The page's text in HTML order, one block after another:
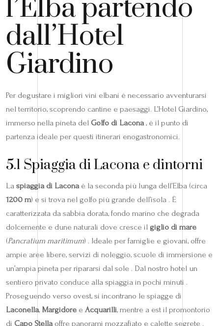
l’Elba partendo
dall’Hotel
Giardino
Per degustare i migliori vini elbani è necessario avventurarsi
nel territorio, scoprendo cantine e paesaggi. L’Hotel Giardino,
immerso nella pineta del Golfo di Lacona, è il punto di
partenza ideale per questi itinerari enogastronomici.
5.1 Spiaggia di Lacona e dintorni
La spiaggia di Laconaè la seconda più lunga dell’Elba (circa
1200 m) e si trova nel golfo più grande dell’isola . È
caratterizzata da sabbia dorata, fondo marino che degrada
dolcemente e dune naturali dove cresce il giglio di mare
(Pancratium maritimum) . Ideale per famiglie e giovani, offre
ampie aree libere, servizi di noleggio, scuole di immersione e
un’ampia pineta per ripararsi dal sole . Dal nostro hotel un
sentiero privato conduce alla spiaggia in pochi minuti .
Proseguendo verso ovest, si incontrano le spiagge di
Laconella, Margidore e Acquarilli, mentre a est il promontorio
di Capo Stellaoffre panorami mozzafiato e calette segrete .